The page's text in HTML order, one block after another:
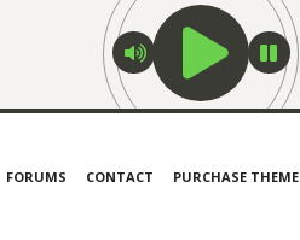
FORUMS CONTACT
PURCHASE THEME